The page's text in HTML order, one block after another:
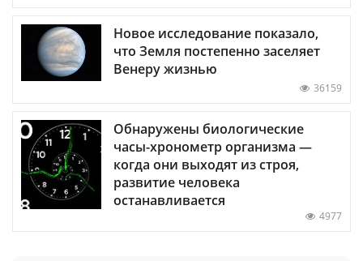
Новое исследование показало,
что Земля постепенно заселяет
Венеру жизнью
36159
Обнаружены биологические
часы-хронометр организма —
когда они выходят из строя,
развитие человека
останавливается
4977